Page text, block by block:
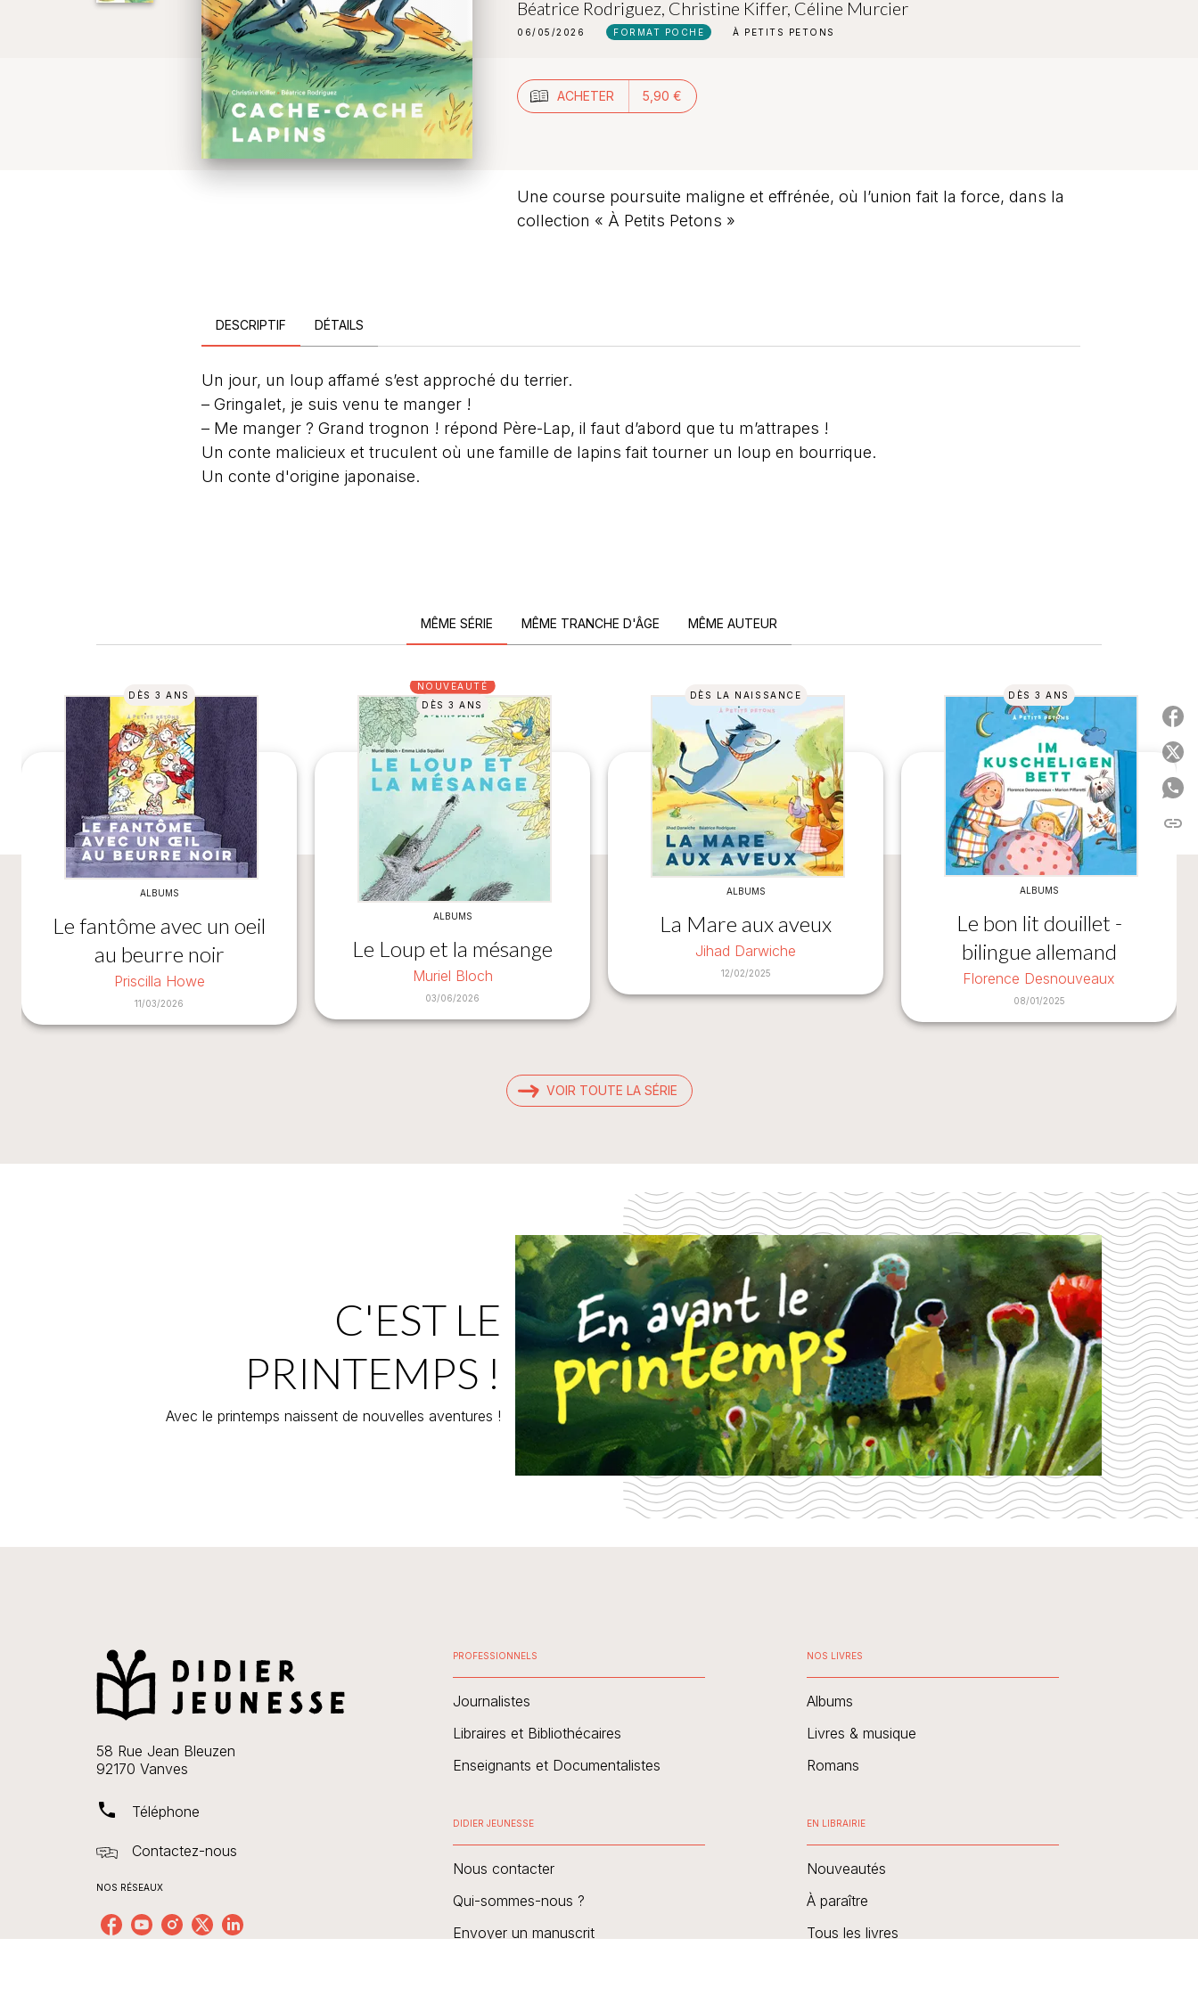
Béatrice Rodriguez, Christine Kiffer, Céline Murcier
06/05/2026 FORMAT POCHE À PETITS PETONS
ACHETER 5,90 €
Une course poursuite maligne et effrénée, où l’union fait la force, dans la
collection « À Petits Petons »
DESCRIPTIF DÉTAILS
Un jour, un loup affamé s’est approché du terrier.
– Gringalet, je suis venu te manger !
– Me manger ? Grand trognon ! répond Père-Lap, il faut d’abord que tu m’attrapes !
Un conte malicieux et truculent où une famille de lapins fait tourner un loup en bourrique.
Un conte d'origine japonaise.
MÊME SÉRIE MÊME TRANCHE D'ÂGE MÊME AUTEUR
DÈS 3 ANS
ALBUMS
Le fantôme avec un oeil
au beurre noir
Priscilla Howe
11/03/2026
NOUVEAUTÉ
DÈS 3 ANS
ALBUMS
Le Loup et la mésange
Muriel Bloch
03/06/2026
DÈS LA NAISSANCE
ALBUMS
La Mare aux aveux
Jihad Darwiche
12/02/2025
DÈS 3 ANS
ALBUMS
Le bon lit douillet -
bilingue allemand
Florence Desnouveaux
08/01/2025
VOIR TOUTE LA SÉRIE
C'EST LE
PRINTEMPS !
Avec le printemps naissent de nouvelles aventures !
link
58 Rue Jean Bleuzen
92170 Vanves
phone Téléphone
Contactez-nous
NOS RÉSEAUX
PROFESSIONNELS
Journalistes
Libraires et Bibliothécaires
Enseignants et Documentalistes
DIDIER JEUNESSE
Nous contacter
Qui-sommes-nous ?
Envoyer un manuscrit
NOS LIVRES
Albums
Livres & musique
Romans
EN LIBRAIRIE
Nouveautés
À paraître
Tous les livres